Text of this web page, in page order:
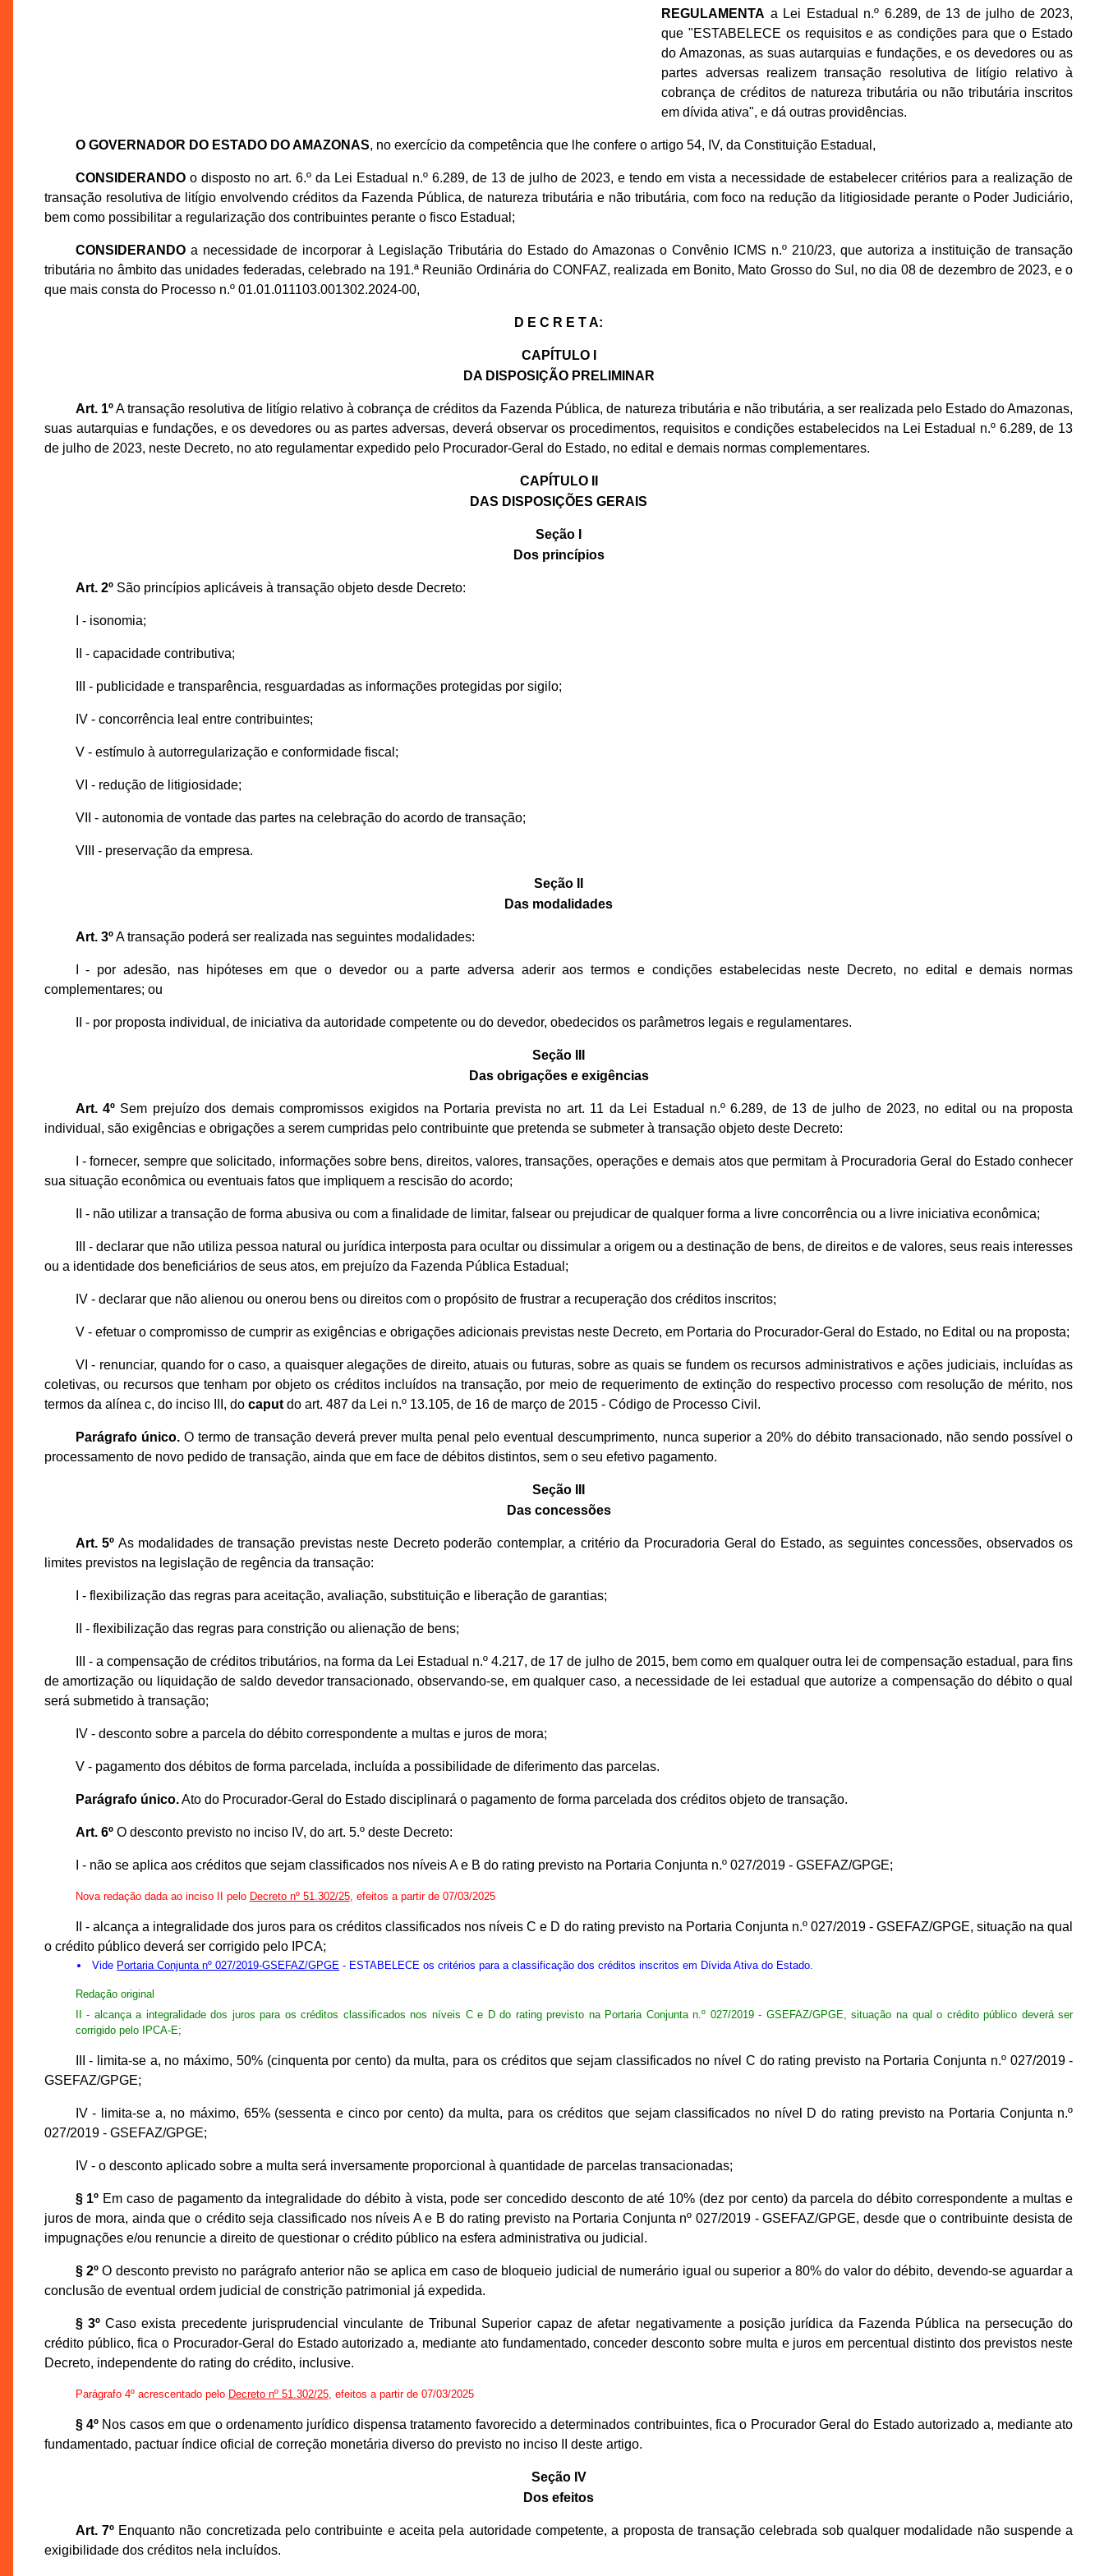
REGULAMENTA a Lei Estadual n.º 6.289, de 13 de julho de 2023,
que "ESTABELECE os requisitos e as condições para que o Estado
do Amazonas, as suas autarquias e fundações, e os devedores ou as
partes adversas realizem transação resolutiva de litígio relativo à
cobrança de créditos de natureza tributária ou não tributária inscritos
em dívida ativa", e dá outras providências.
O GOVERNADOR DO ESTADO DO AMAZONAS, no exercício da competência que lhe confere o artigo 54, IV, da Constituição Estadual,
CONSIDERANDOo disposto no art. 6.º da Lei Estadual n.º 6.289, de 13 de julho de 2023, e tendo em vista a necessidade de estabelecer critérios para a realização de
transação resolutiva de litígio envolvendo créditos da Fazenda Pública, de natureza tributária e não tributária, com foco na redução da litigiosidade perante o Poder Judiciário,
bem como possibilitar a regularização dos contribuintes perante o fisco Estadual;
CONSIDERANDOa necessidade de incorporar à Legislação Tributária do Estado do Amazonas o Convênio ICMS n.º 210/23, que autoriza a instituição de transação
tributária no âmbito das unidades federadas, celebrado na 191.ª Reunião Ordinária do CONFAZ, realizada em Bonito, Mato Grosso do Sul, no dia 08 de dezembro de 2023, e o
que mais consta do Processo n.º 01.01.011103.001302.2024-00,
D E C R E T A:
CAPÍTULO I
DA DISPOSIÇÃO PRELIMINAR
Art. 1ºA transação resolutiva de litígio relativo à cobrança de créditos da Fazenda Pública, de natureza tributária e não tributária, a ser realizada pelo Estado do Amazonas,
suas autarquias e fundações, e os devedores ou as partes adversas, deverá observar os procedimentos, requisitos e condições estabelecidos na Lei Estadual n.º 6.289, de 13
de julho de 2023, neste Decreto, no ato regulamentar expedido pelo Procurador-Geral do Estado, no edital e demais normas complementares.
CAPÍTULO II
DAS DISPOSIÇÕES GERAIS
Seção I
Dos princípios
Art. 2ºSão princípios aplicáveis à transação objeto desde Decreto:
I - isonomia;
II - capacidade contributiva;
III - publicidade e transparência, resguardadas as informações protegidas por sigilo;
IV - concorrência leal entre contribuintes;
V - estímulo à autorregularização e conformidade fiscal;
VI - redução de litigiosidade;
VII - autonomia de vontade das partes na celebração do acordo de transação;
VIII - preservação da empresa.
Seção II
Das modalidades
Art. 3ºA transação poderá ser realizada nas seguintes modalidades:
I - por adesão, nas hipóteses em que o devedor ou a parte adversa aderir aos termos e condições estabelecidas neste Decreto, no edital e demais normas
complementares; ou
II - por proposta individual, de iniciativa da autoridade competente ou do devedor, obedecidos os parâmetros legais e regulamentares.
Seção III
Das obrigações e exigências
Art. 4º Sem prejuízo dos demais compromissos exigidos na Portaria prevista no art. 11 da Lei Estadual n.º 6.289, de 13 de julho de 2023, no edital ou na proposta
individual, são exigências e obrigações a serem cumpridas pelo contribuinte que pretenda se submeter à transação objeto deste Decreto:
I - fornecer, sempre que solicitado, informações sobre bens, direitos, valores, transações, operações e demais atos que permitam à Procuradoria Geral do Estado conhecer
sua situação econômica ou eventuais fatos que impliquem a rescisão do acordo;
II - não utilizar a transação de forma abusiva ou com a finalidade de limitar, falsear ou prejudicar de qualquer forma a livre concorrência ou a livre iniciativa econômica;
III - declarar que não utiliza pessoa natural ou jurídica interposta para ocultar ou dissimular a origem ou a destinação de bens, de direitos e de valores, seus reais interesses
ou a identidade dos beneficiários de seus atos, em prejuízo da Fazenda Pública Estadual;
IV - declarar que não alienou ou onerou bens ou direitos com o propósito de frustrar a recuperação dos créditos inscritos;
V - efetuar o compromisso de cumprir as exigências e obrigações adicionais previstas neste Decreto, em Portaria do Procurador-Geral do Estado, no Edital ou na proposta;
VI - renunciar, quando for o caso, a quaisquer alegações de direito, atuais ou futuras, sobre as quais se fundem os recursos administrativos e ações judiciais, incluídas as
coletivas, ou recursos que tenham por objeto os créditos incluídos na transação, por meio de requerimento de extinção do respectivo processo com resolução de mérito, nos
termos da alínea c, do inciso III, do caputdo art. 487 da Lei n.º 13.105, de 16 de março de 2015 - Código de Processo Civil.
Parágrafo único.O termo de transação deverá prever multa penal pelo eventual descumprimento, nunca superior a 20% do débito transacionado, não sendo possível o
processamento de novo pedido de transação, ainda que em face de débitos distintos, sem o seu efetivo pagamento.
Seção III
Das concessões
Art. 5º As modalidades de transação previstas neste Decreto poderão contemplar, a critério da Procuradoria Geral do Estado, as seguintes concessões, observados os
limites previstos na legislação de regência da transação:
I - flexibilização das regras para aceitação, avaliação, substituição e liberação de garantias;
II - flexibilização das regras para constrição ou alienação de bens;
III - a compensação de créditos tributários, na forma da Lei Estadual n.º 4.217, de 17 de julho de 2015, bem como em qualquer outra lei de compensação estadual, para fins
de amortização ou liquidação de saldo devedor transacionado, observando-se, em qualquer caso, a necessidade de lei estadual que autorize a compensação do débito o qual
será submetido à transação;
IV - desconto sobre a parcela do débito correspondente a multas e juros de mora;
V - pagamento dos débitos de forma parcelada, incluída a possibilidade de diferimento das parcelas.
Parágrafo único.Ato do Procurador-Geral do Estado disciplinará o pagamento de forma parcelada dos créditos objeto de transação.
Art. 6ºO desconto previsto no inciso IV, do art. 5.º deste Decreto:
I - não se aplica aos créditos que sejam classificados nos níveis A e B do rating previsto na Portaria Conjunta n.º 027/2019 - GSEFAZ/GPGE;
Nova redação dada ao inciso II pelo Decreto nº 51.302/25, efeitos a partir de 07/03/2025
II - alcança a integralidade dos juros para os créditos classificados nos níveis C e D do rating previsto na Portaria Conjunta n.º 027/2019 - GSEFAZ/GPGE, situação na qual
o crédito público deverá ser corrigido pelo IPCA;
Vide Portaria Conjunta nº 027/2019-GSEFAZ/GPGE - ESTABELECE os critérios para a classificação dos créditos inscritos em Dívida Ativa do Estado.
Redação original
II - alcança a integralidade dos juros para os créditos classificados nos níveis C e D do rating previsto na Portaria Conjunta n.º 027/2019 - GSEFAZ/GPGE, situação na qual o crédito público deverá ser
corrigido pelo IPCA-E;
III - limita-se a, no máximo, 50% (cinquenta por cento) da multa, para os créditos que sejam classificados no nível C do rating previsto na Portaria Conjunta n.º 027/2019 -
GSEFAZ/GPGE;
IV - limita-se a, no máximo, 65% (sessenta e cinco por cento) da multa, para os créditos que sejam classificados no nível D do rating previsto na Portaria Conjunta n.º
027/2019 - GSEFAZ/GPGE;
IV - o desconto aplicado sobre a multa será inversamente proporcional à quantidade de parcelas transacionadas;
§ 1º Em caso de pagamento da integralidade do débito à vista, pode ser concedido desconto de até 10% (dez por cento) da parcela do débito correspondente a multas e
juros de mora, ainda que o crédito seja classificado nos níveis A e B do rating previsto na Portaria Conjunta nº 027/2019 - GSEFAZ/GPGE, desde que o contribuinte desista de
impugnações e/ou renuncie a direito de questionar o crédito público na esfera administrativa ou judicial.
§ 2ºO desconto previsto no parágrafo anterior não se aplica em caso de bloqueio judicial de numerário igual ou superior a 80% do valor do débito, devendo-se aguardar a
conclusão de eventual ordem judicial de constrição patrimonial já expedida.
§ 3ºCaso exista precedente jurisprudencial vinculante de Tribunal Superior capaz de afetar negativamente a posição jurídica da Fazenda Pública na persecução do
crédito público, fica o Procurador-Geral do Estado autorizado a, mediante ato fundamentado, conceder desconto sobre multa e juros em percentual distinto dos previstos neste
Decreto, independente do rating do crédito, inclusive.
Parágrafo 4º acrescentado pelo Decreto nº 51.302/25, efeitos a partir de 07/03/2025
§ 4ºNos casos em que o ordenamento jurídico dispensa tratamento favorecido a determinados contribuintes, fica o Procurador Geral do Estado autorizado a, mediante ato
fundamentado, pactuar índice oficial de correção monetária diverso do previsto no inciso II deste artigo.
Seção IV
Dos efeitos
Art. 7ºEnquanto não concretizada pelo contribuinte e aceita pela autoridade competente, a proposta de transação celebrada sob qualquer modalidade não suspende a
exigibilidade dos créditos nela incluídos.